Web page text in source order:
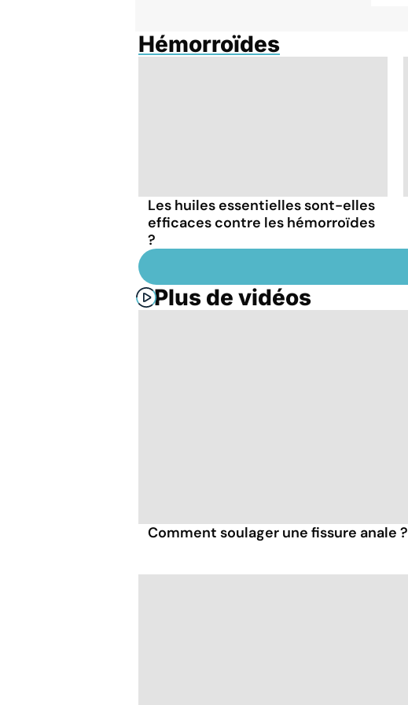
Hémorroïdes
Les huiles essentielles sont-elles
efficaces contre les hémorroïdes
?
Plus de vidéos
Comment soulager une fissure anale ?